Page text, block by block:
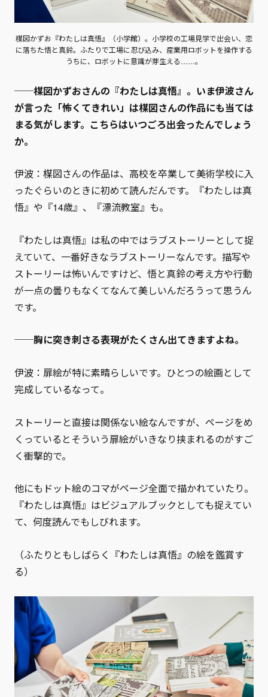
楳図かずお『わたしは真悟』（小学館）。小学校の工場見学で出会い、恋
に落ちた悟と真鈴。ふたりで工場に忍び込み、産業用ロボットを操作する
うちに、ロボットに意識が芽生える……。
──楳図かずおさんの『わたしは真悟』。いま伊波さん
が言った「怖くてきれい」は楳図さんの作品にも当ては
まる気がします。こちらはいつごろ出会ったんでしょう
か。
伊波：楳図さんの作品は、高校を卒業して美術学校に入
ったぐらいのときに初めて読んだんです。『わたしは真
悟』や『14歳』、『漂流教室』も。
『わたしは真悟』は私の中ではラブストーリーとして捉
えていて、一番好きなラブストーリーなんです。描写や
ストーリーは怖いんですけど、悟と真鈴の考え方や行動
が一点の曇りもなくてなんて美しいんだろうって思うん
です。
──胸に突き刺さる表現がたくさん出てきますよね。
伊波：扉絵が特に素晴らしいです。ひとつの絵画として
完成しているなって。
ストーリーと直接は関係ない絵なんですが、ページをめ
くっているとそういう扉絵がいきなり挟まれるのがすご
く衝撃的で。
他にもドット絵のコマがページ全面で描かれていたり。
『わたしは真悟』はビジュアルブックとしても捉えてい
て、何度読んでもしびれます。
（ふたりともしばらく『わたしは真悟』の絵を鑑賞す
る）